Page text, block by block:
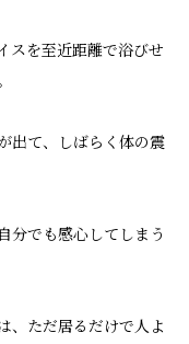
スを至近距離で浴びせ
出て、しばらく体の震
分でも感心してしまう
、ただ居るだけで人よ